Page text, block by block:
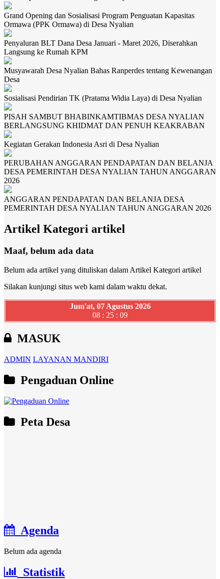
Grand Opening dan Sosialisasi Program Penguatan Kapasitas
Ormawa (PPK Ormawa) di Desa Nyalian
Penyaluran BLT Dana Desa Januari - Maret 2026, Diserahkan
Langsung ke Rumah KPM
Musyawarah Desa Nyalian Bahas Ranperdes tentang Kewenangan
Desa
Sosialisasi Pendirian TK (Pratama Widia Laya) di Desa Nyalian
PISAH SAMBUT BHABINKAMTIBMAS DESA NYALIAN
BERLANGSUNG KHIDMAT DAN PENUH KEAKRABAN
Kegiatan Gerakan Indonesia Asri di Desa Nyalian
PERUBAHAN ANGGARAN PENDAPATAN DAN BELANJA
DESA PEMERINTAH DESA NYALIAN TAHUN ANGGARAN
2026
ANGGARAN PENDAPATAN DAN BELANJA DESA
PEMERINTAH DESA NYALIAN TAHUN ANGGARAN 2026
Artikel Kategori artikel
Maaf, belum ada data
Belum ada artikel yang dituliskan dalam Artikel Kategori artikel
Silakan kunjungi situs web kami dalam waktu dekat.
Jum'at, 07 Agustus 2026
08 : 25 : 10
MASUK
ADMIN LAYANAN MANDIRI
Pengaduan Online
Peta Desa
Agenda
Belum ada agenda
Statistik